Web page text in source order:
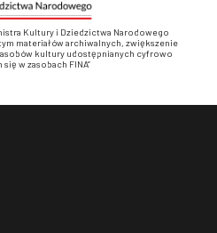
Kultury i Dziedzictwa Narodowego
materiałów archiwalnych, zwiększenie
kultury udostępnianych cyfrowo
w zasobach FINA”